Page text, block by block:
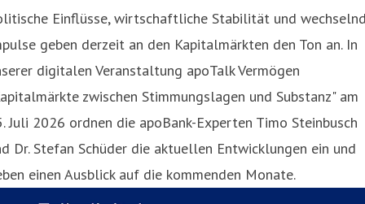
Einflüsse, wirtschaftliche Stabilität und
geben derzeit an den Kapitalmärkten den Ton an. In
digitalen Veranstaltung apoTalk Vermögen
zwischen Stimmungslagen und Substanz" am
Juli 2026 ordnen die apoBank-Experten Timo Steinbusch
Dr. Stefan Schüder die aktuellen Entwicklungen ein und
einen Ausblick auf die kommenden Monate.